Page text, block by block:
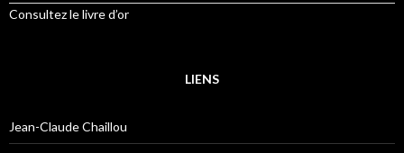
Consultez le livre d’or
LIENS
Jean-Claude Chaillou